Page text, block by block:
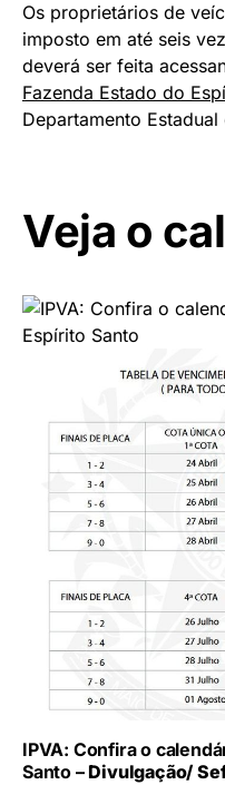
Os proprietários de
imposto em até seis
deverá ser feita
Fazenda Estado do
Departamento
Veja o
IPVA: Confira o
Santo –Divulgação/